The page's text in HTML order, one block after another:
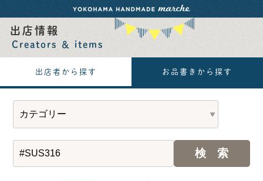
出店情報
Creators ＆ items
出店者から探す お品書きから探す